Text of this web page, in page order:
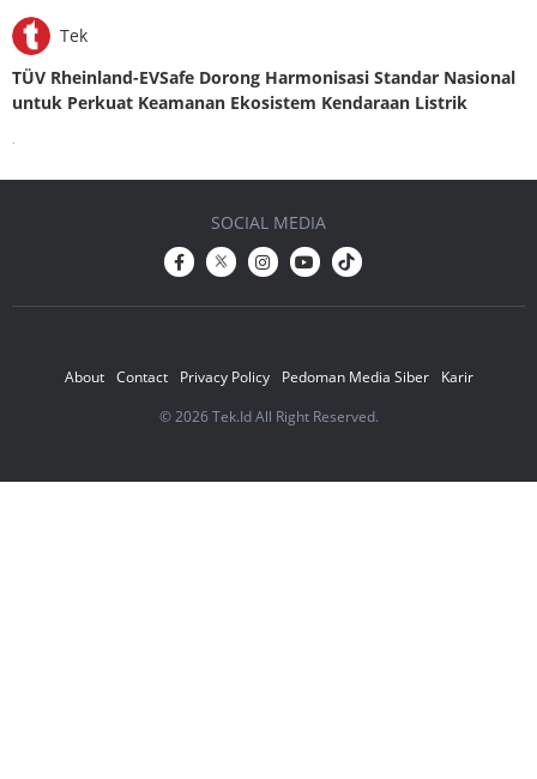
Tek
TÜV Rheinland-EVSafe Dorong Harmonisasi Standar Nasional
untuk Perkuat Keamanan Ekosistem Kendaraan Listrik
About Contact Privacy Policy Pedoman Media Siber
Karir
© 2026 Tek.Id All Right Reserved.
SOCIAL MEDIA